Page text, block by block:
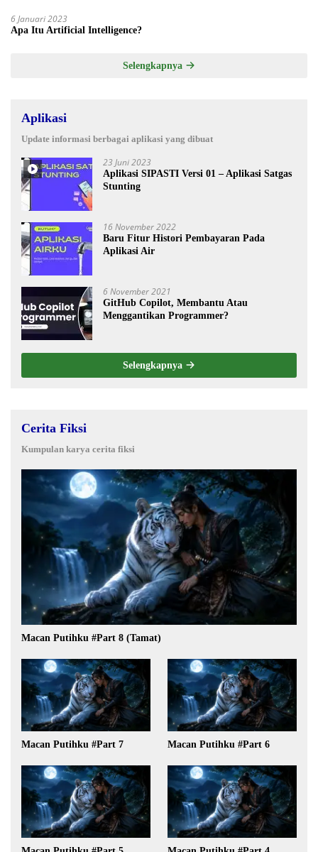
6 Januari 2023
Apa Itu Artificial Intelligence?
Selengkapnya
Aplikasi
Update informasi berbagai aplikasi yang dibuat
23 Juni 2023
Aplikasi SIPASTI Versi 01 – Aplikasi Satgas
Stunting
16 November 2022
Baru Fitur Histori Pembayaran Pada
Aplikasi Air
6 November 2021
GitHub Copilot, Membantu Atau
Menggantikan Programmer?
Selengkapnya
Cerita Fiksi
Kumpulan karya cerita fiksi
Macan Putihku #Part 8 (Tamat)
Macan Putihku #Part 7 Macan Putihku #Part 6